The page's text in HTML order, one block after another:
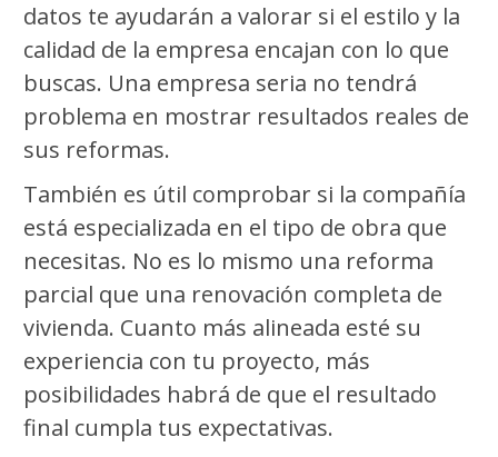
datos te ayudarán a valorar si el estilo y la
calidad de la empresa encajan con lo que
buscas. Una empresa seria no tendrá
problema en mostrar resultados reales de
sus reformas.
También es útil comprobar si la compañía
está especializada en el tipo de obra que
necesitas. No es lo mismo una reforma
parcial que una renovación completa de
vivienda. Cuanto más alineada esté su
experiencia con tu proyecto, más
posibilidades habrá de que el resultado
final cumpla tus expectativas.